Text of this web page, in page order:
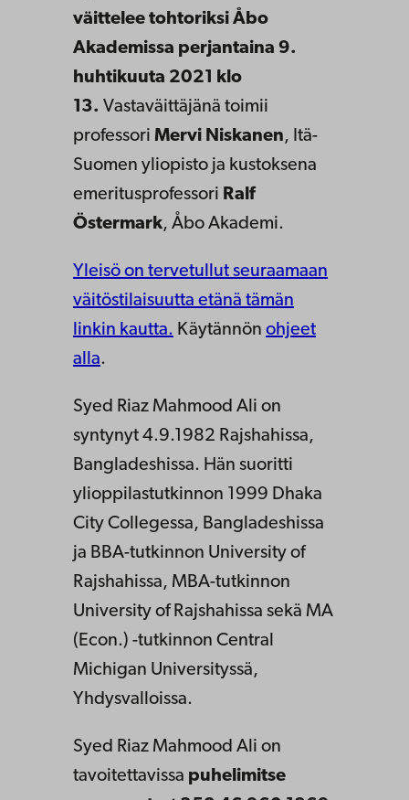
väittelee tohtoriksi Åbo
Akademissa perjantaina 9.
huhtikuuta 2021 klo
13. Vastaväittäjänä toimii
professori Mervi Niskanen, Itä-
Suomen yliopisto ja kustoksena
emeritusprofessori Ralf
Östermark, Åbo Akademi.
Yleisö on tervetullut seuraamaan
väitöstilaisuutta etänä tämän
linkin kautta. Käytännön ohjeet
alla.
Syed Riaz Mahmood Ali on
syntynyt 4.9.1982 Rajshahissa,
Bangladeshissa. Hän suoritti
ylioppilastutkinnon 1999 Dhaka
City Collegessa, Bangladeshissa
ja BBA-tutkinnon University of
Rajshahissa, MBA-tutkinnon
University of Rajshahissa sekä MA
(Econ.) -tutkinnon Central
Michigan Universityssä,
Yhdysvalloissa.
Syed Riaz Mahmood Ali on
tavoitettavissa puhelimitse